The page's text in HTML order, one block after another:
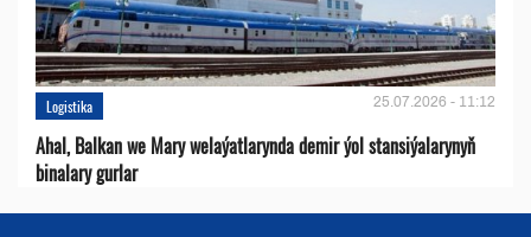
Logistika 25.07.2026 - 11:12
Ahal, Balkan we Mary welaýatlarynda demir ýol stansiýalarynyň
binalary gurlar